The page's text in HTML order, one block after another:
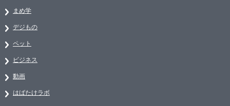
まめ学
デジもの
ペット
ビジネス
動画
はばたけラボ